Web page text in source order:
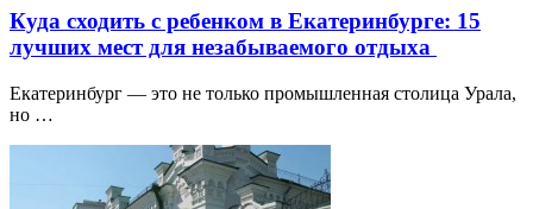
Куда сходить с ребенком в Екатеринбурге: 15
лучших мест для незабываемого отдыха
Екатеринбург — это не только промышленная столица Урала,
но …